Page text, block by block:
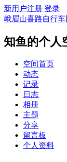
新用户注册 登录
峨眉山喜路自行
知鱼的个人
空间首页
动态
记录
日志
相册
主题
分享
留言板
个人资料